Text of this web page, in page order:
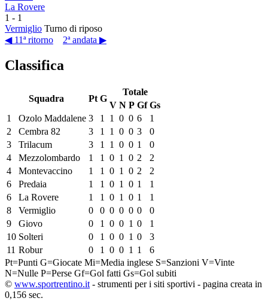
La Rovere
1 - 1
Vermiglio Turno di riposo
◀ 11ª ritorno
2ª andata ▶
Classifica
Squadra Pt G
Totale
V N P Gf Gs
1
Ozolo Maddalene 3 1 1 0 0 6
1
2
Cembra 82 3 1 1 0 0 3
0
3
Trilacum 3 1 1 0 0 1
0
4
Mezzolombardo 1 1 0 1 0 2
2
4
Montevaccino 1 1 0 1 0 2
2
6
Predaia 1 1 0 1 0 1
1
6
La Rovere 1 1 0 1 0 1
1
8
Vermiglio 0 0 0 0 0 0
0
9
Giovo 0 1 0 0 1 0
1
10 Solteri 0 1 0 0 1 0
3
11 Robur 0 1 0 0 1 1
6
Pt=Punti G=Giocate Mi=Media inglese S=Sanzioni V=Vinte
N=Nulle P=Perse Gf=Gol fatti Gs=Gol subiti
© www.sportrentino.it- strumenti per i siti sportivi - pagina creata in
0,156 sec.